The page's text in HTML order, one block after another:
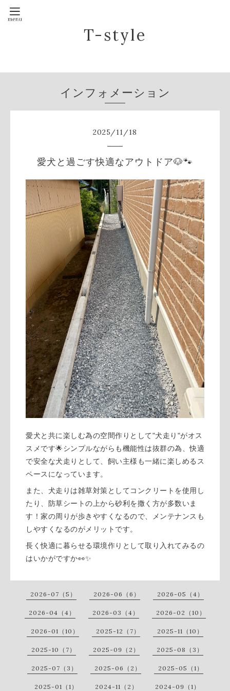
T-style
インフォメーション
2025/11/18
愛犬と過ごす快適なアウトドア🐶🐾‪‪
愛犬と共に楽しむ為の空間作りとして"犬走り"がオス
スメです🌟シンプルながらも機能性は抜群の為、快適
で安全な犬走りとして、飼い主様も一緒に楽しめるス
ペースになっています。
また、犬走りは雑草対策としてコンクリートを使用し
たり、防草シートの上から砂利を撒く方が多数いま
す！家の周りが歩きやすくなるので、メンテナンスも
しやすくなるのがメリットです。
長く快適に暮らせる環境作りとして取り入れてみるの
はいかがですか👀✨
2026-07（5） 2026-06（6） 2026-05（4）
2026-04（4） 2026-03（4） 2026-02（10）
2026-01（10） 2025-12（7） 2025-11（10）
2025-10（7） 2025-09（2） 2025-08（3）
2025-07（3） 2025-06（2） 2025-05（1）
2025-01（1） 2024-11（2） 2024-09（1）